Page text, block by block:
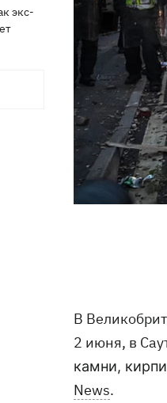
экс-
В
2 июня, в
камни,
News.